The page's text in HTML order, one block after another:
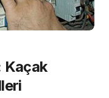
Kaçak